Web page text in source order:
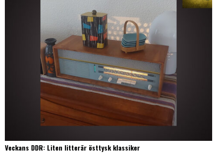
Veckans DDR: Liten litterär östtysk klassiker